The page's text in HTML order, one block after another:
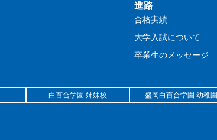
進路
合格実績
大学入試について
卒業生のメッセージ
白百合学園 姉妹校 盛岡白百合学園 幼稚園